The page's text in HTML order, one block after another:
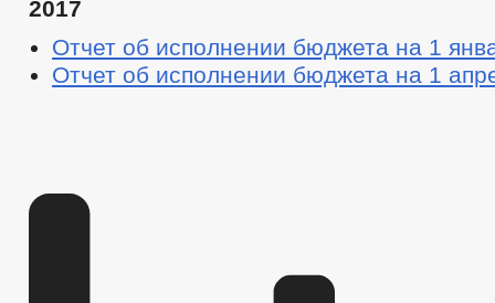
2017
Отчет об исполнении бюджета на 1
Отчет об исполнении бюджета на 1